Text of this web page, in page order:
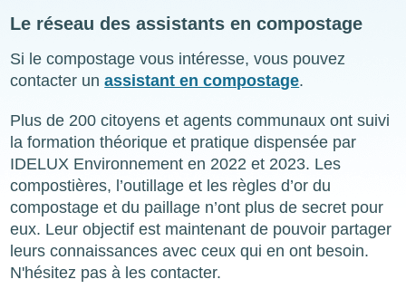
Le réseau des assistants en compostage
Si le compostage vous intéresse, vous pouvez
contacter unassistant en compostage.
Plus de 200 citoyens et agents communaux ont suivi
la formation théorique et pratique dispensée par
IDELUX Environnement en 2022 et 2023. Les
compostières, l’outillage et les règles d’or du
compostage et du paillage n’ont plus de secret pour
eux. Leur objectif est maintenant de pouvoir partager
leurs connaissances avec ceux qui en ont besoin.
N'hésitez pas à les contacter.